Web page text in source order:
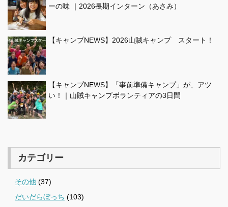
ーの味 ｜2026長期インターン（あさみ）
【キャンプNEWS】2026山賊キャンプ スタート！
【キャンプNEWS】「事前準備キャンプ」が、アツ
い！｜山賊キャンプボランティアの3日間
カテゴリー
その他 (37)
だいだらぼっち (103)